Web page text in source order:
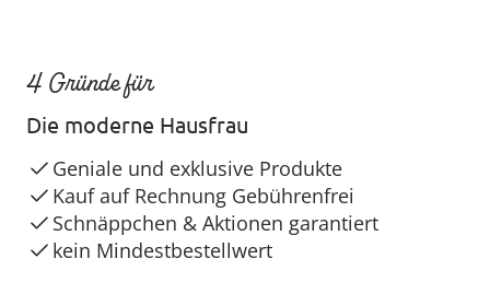
4 Gründe für
Die moderne Hausfrau
Geniale und exklusive Produkte
Kauf auf Rechnung Gebührenfrei
Schnäppchen & Aktionen garantiert
kein Mindestbestellwert